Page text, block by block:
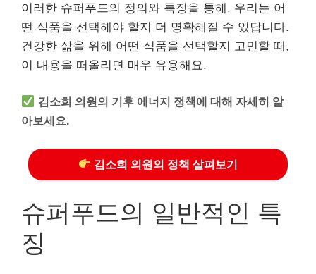
이러한 슈퍼푸드의 정의와 특징을 통해, 우리는 어
떤 식품을 선택해야 할지 더 명확해질 수 있답니다.
건강한 삶을 위해 어떤 식품을 선택할지 고민할 때,
이 내용을 떠올리면 매우 유용해요.
김소희 의원의 기후 에너지 정책에 대해 자세히 알
아보세요.
김소희 의원의 정책 살펴보기
슈퍼푸드의 일반적인 특
징